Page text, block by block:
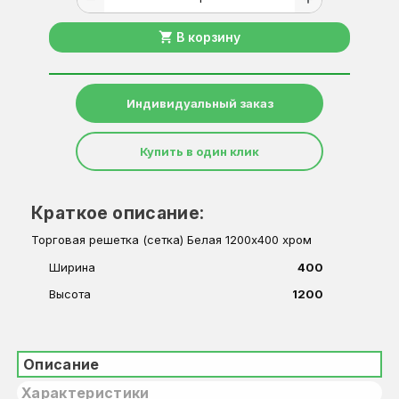
shopping_cart В корзину
Индивидуальный заказ
Купить в один клик
Краткое описание:
Торговая решетка (сетка) Белая 1200х400 хром
Ширина
400
Высота
1200
Описание
Характеристики